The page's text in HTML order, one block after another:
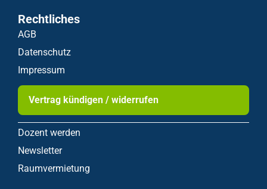
Rechtliches
AGB
Datenschutz
Impressum
Vertrag kündigen / widerrufen
Dozent werden
Newsletter
Raumvermietung